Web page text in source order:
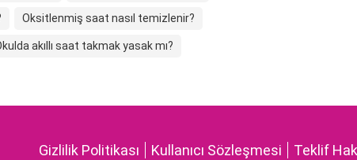
Oksitlenmiş saat nasıl temizlenir?
akıllı saat takmak yasak mı?
Gizlilik Politikası Kullanıcı Sözleşmesi Teklif